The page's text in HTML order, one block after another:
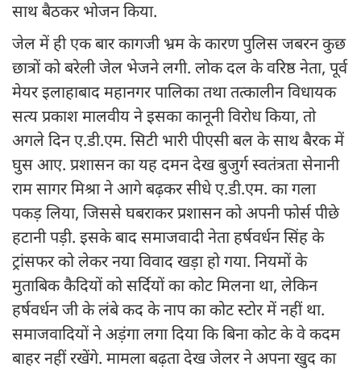
साथ बैठकर भोजन किया.
जेल में ही एक बार कागजी भ्रम के कारण पुलिस जबरन कुछ
छात्रों को बरेली जेल भेजने लगी. लोक दल के वरिष्ठ नेता, पूर्व
मेयर इलाहाबाद महानगर पालिका तथा तत्कालीन विधायक
सत्य प्रकाश मालवीय ने इसका कानूनी विरोध किया, तो
अगले दिन ए.डी.एम. सिटी भारी पीएसी बल के साथ बैरक में
घुस आए. प्रशासन का यह दमन देख बुजुर्ग स्वतंत्रता सेनानी
राम सागर मिश्रा ने आगे बढ़कर सीधे ए.डी.एम. का गला
पकड़ लिया, जिससे घबराकर प्रशासन को अपनी फोर्स पीछे
हटानी पड़ी. इसके बाद समाजवादी नेता हर्षवर्धन सिंह के
ट्रांसफर को लेकर नया विवाद खड़ा हो गया. नियमों के
मुताबिक कैदियों को सर्दियों का कोट मिलना था, लेकिन
हर्षवर्धन जी के लंबे कद के नाप का कोट स्टोर में नहीं था.
समाजवादियों ने अड़ंगा लगा दिया कि बिना कोट के वे कदम
बाहर नहीं रखेंगे. मामला बढ़ता देख जेलर ने अपना खुद का